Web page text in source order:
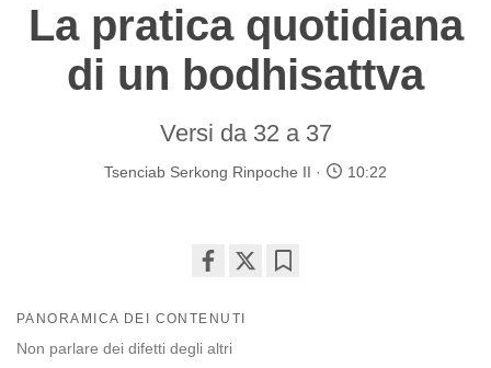
La pratica quotidiana
di un bodhisattva
Versi da 32 a 37
Tsenciab Serkong Rinpoche II 10:22
on
facebook
PANORAMICA DEI CONTENUTI
Non parlare dei difetti degli altri